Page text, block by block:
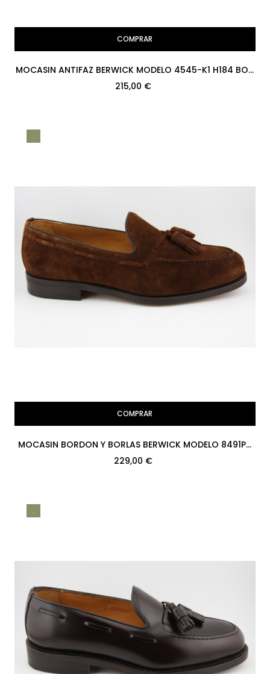
COMPRAR
MOCASIN ANTIFAZ BERWICK MODELO 4545-K1 H184 BOX
CALF NEGRO SUELA
215,00 €
.
COMPRAR
MOCASIN BORDON Y BORLAS BERWICK MODELO 8491PR
H08 SUPERBUCK SNUFF...
229,00 €
.